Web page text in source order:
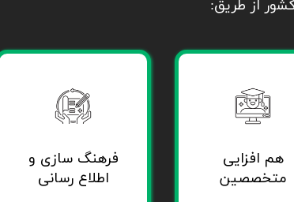
هم افزایی
متخصصین
فرهنگ سازی و
اطلاع رسانی
از طریق:​